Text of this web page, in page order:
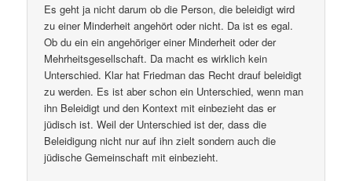
Es geht ja nicht darum ob die Person, die beleidigt wird
zu einer Minderheit angehört oder nicht. Da ist es egal.
Ob du ein ein angehöriger einer Minderheit oder der
Mehrheitsgesellschaft. Da macht es wirklich kein
Unterschied. Klar hat Friedman das Recht drauf beleidigt
zu werden. Es ist aber schon ein Unterschied, wenn man
ihn Beleidigt und den Kontext mit einbezieht das er
jüdisch ist. Weil der Unterschied ist der, dass die
Beleidigung nicht nur auf ihn zielt sondern auch die
jüdische Gemeinschaft mit einbezieht.